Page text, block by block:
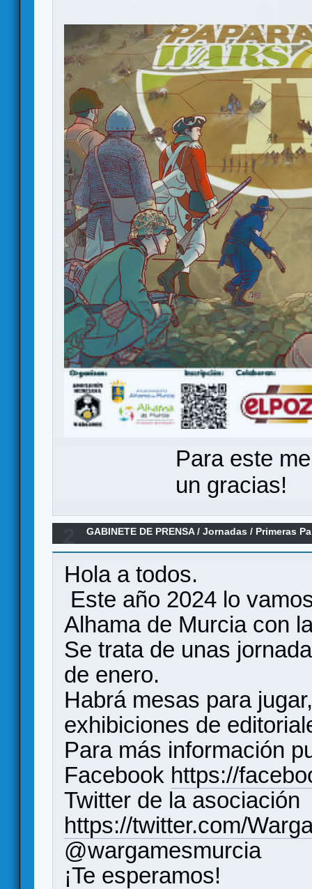
Para este
un gracias!
GABINETE DE PRENSA/Jornadas / Primeras
Hola a todos.
Este año 2024 lo
Alhama de Murcia con
Se trata de unas
de enero.
Habrá mesas para
exhibiciones de
Para más información
Facebook https://
Twitter de la asociación
https://twitter.com/
@wargamesmurcia
¡Te esperamos!